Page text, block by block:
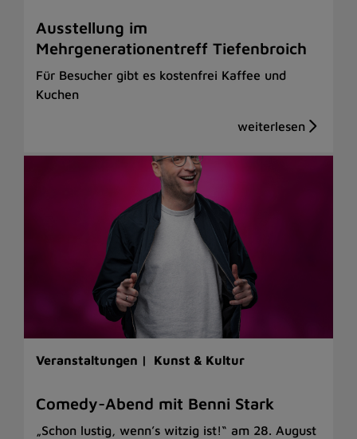
Ausstellung im
Mehrgenerationentreff Tiefenbroich
Für Besucher gibt es kostenfrei Kaffee und
Kuchen
Veranstaltungen | Kunst & Kultur
Comedy-Abend mit Benni Stark
„Schon lustig, wenn’s witzig ist!“ am 28. August